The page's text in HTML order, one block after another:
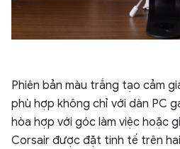
Phiên bản màu trắng tạo cảm
phù hợp không chỉ với dàn PC
hòa hợp với góc làm việc hoặc
Corsair được đặt tinh tế trên